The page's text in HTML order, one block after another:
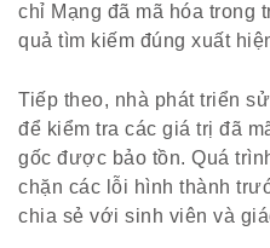
chỉ Mạng đã mã hóa trong
quả tìm kiếm đúng xuất
Tiếp theo, nhà phát triển
để kiểm tra các giá trị đã
gốc được bảo tồn. Quá
chặn các lỗi hình thành
chia sẻ với sinh viên và